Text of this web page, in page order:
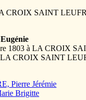
CROIX SAINT
1803 à LA CROIX
LA CROIX SAINT
Pierre Jérémie
Brigitte